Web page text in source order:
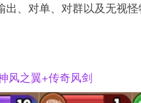
出、对单、对群以及无视
风之翼+传奇风剑